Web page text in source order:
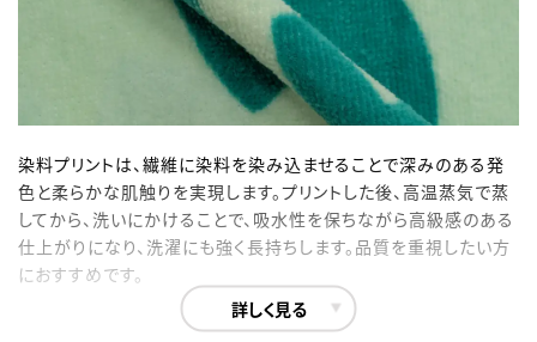
やや劣る（色落ち、剥がれ）
デザインの周りに余白あり
白地以外にもプリント可能（白、淡色は不可）
部活動・ノベルティ・販促品・短納期・低コスト重視
詳しく見る
染料プリントは、繊維に染料を染み込ませることで深みのある発
色と柔らかな肌触りを実現します。プリントした後、高温蒸気で蒸
してから、洗いにかけることで、吸水性を保ちながら高級感のある
仕上がりになり、洗濯にも強く長持ちします。品質を重視したい方
におすすめです。
染料インク（繊維に染み込む）